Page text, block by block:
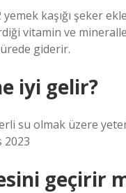
kaşığı şeker
vitamin ve
giderir.
iyi gelir?
su olmak üzere
2023
geçirir